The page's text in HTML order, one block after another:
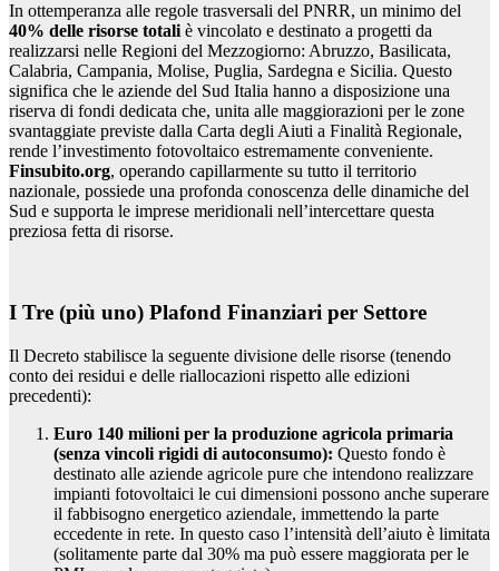
In ottemperanza alle regole trasversali del PNRR, un minimo del
40% delle risorse totali è vincolato e destinato a progetti da
realizzarsi nelle Regioni del Mezzogiorno: Abruzzo, Basilicata,
Calabria, Campania, Molise, Puglia, Sardegna e Sicilia. Questo
significa che le aziende del Sud Italia hanno a disposizione una
riserva di fondi dedicata che, unita alle maggiorazioni per le zone
svantaggiate previste dalla Carta degli Aiuti a Finalità Regionale,
rende l’investimento fotovoltaico estremamente conveniente.
Finsubito.org, operando capillarmente su tutto il territorio
nazionale, possiede una profonda conoscenza delle dinamiche del
Sud e supporta le imprese meridionali nell’intercettare questa
preziosa fetta di risorse.
I Tre (più uno) Plafond Finanziari per Settore
Il Decreto stabilisce la seguente divisione delle risorse (tenendo
conto dei residui e delle riallocazioni rispetto alle edizioni
precedenti):
Euro 140 milioni per la produzione agricola primaria
(senza vincoli rigidi di autoconsumo): Questo fondo è
destinato alle aziende agricole pure che intendono realizzare
impianti fotovoltaici le cui dimensioni possono anche superare
il fabbisogno energetico aziendale, immettendo la parte
eccedente in rete. In questo caso l’intensità dell’aiuto è limitata
(solitamente parte dal 30% ma può essere maggiorata per le